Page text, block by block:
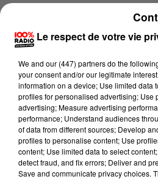
Lecture (1 min 15 sec)
Le respect de votre vie
We and our (447) partnersdo the
your consent and/or our legitimate
information on a device; Use limited data
profiles for personalised advertising; Use
advertising; Measure advertising
performance; Understand audiences
of data from different sources; Develop
profiles to personalise content; Use
content; Use limited data to select
detect fraud, and fix errors; Deliver and
Save and communicate privacy choices.